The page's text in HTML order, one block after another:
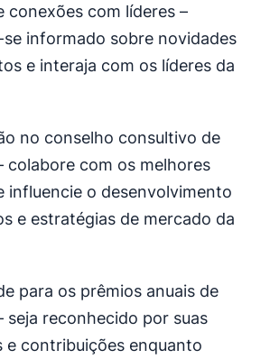
conexões com líderes –
informado sobre novidades
e interaja com os líderes da
no conselho consultivo de
colabore com os melhores
influencie o desenvolvimento
e estratégias de mercado da
para os prêmios anuais de
seja reconhecido por suas
e contribuições enquanto